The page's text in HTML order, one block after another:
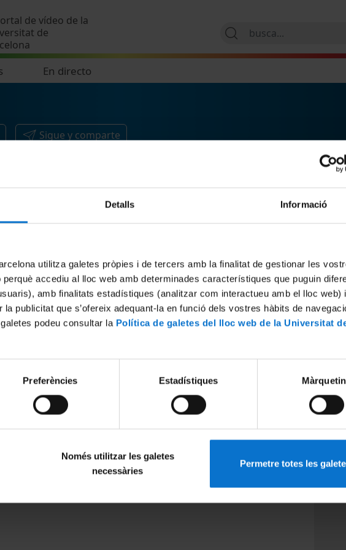
Detalls Informació
utilitza galetes pròpies i de tercers amb la finalitat de gestionar les
accediu al lloc web amb determinades característiques que puguin
amb finalitats estadístiques (analitzar com interactueu amb el lloc web)
publicitat que s’ofereix adequant-la en funció dels vostres hàbits de
podeu consultar la Política de galetes del lloc web de la Universitat
Preferències Estadístiques
Només utilitzar les galetes
necessàries
Permetre totes les
de vídeo de la
de
En directo
Sigue y comparte
MENÚ PEU 1
Aviso legal